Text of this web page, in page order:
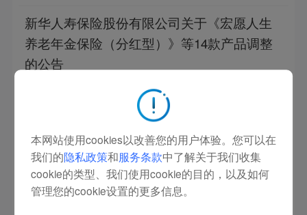
本网站使用cookies以改善您的用户体验。您可以在
我们的隐私政策和服务条款中了解关于我们收集
cookie的类型、我们使用cookie的目的，以及如何
管理您的cookie设置的更多信息。
新华人寿保险股份有限公司关于《宏愿人生
养老年金保险（分红型）》等14款产品调整
的公告
新华人寿保险股份有限公司关于停止销售
《盛世荣耀庆典版终身寿险（分红型）》产
品的公告
2026-03-27